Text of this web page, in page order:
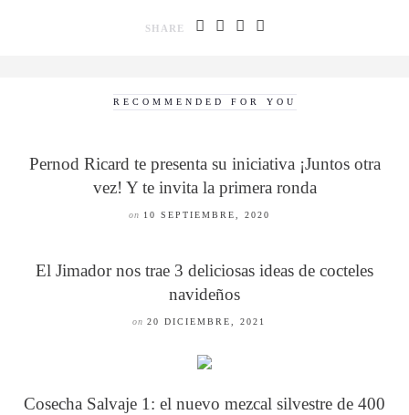
SHARE
RECOMMENDED FOR YOU
Pernod Ricard te presenta su iniciativa ¡Juntos otra
vez! Y te invita la primera ronda
on 10 SEPTIEMBRE, 2020
El Jimador nos trae 3 deliciosas ideas de cocteles
navideños
on 20 DICIEMBRE, 2021
Cosecha Salvaje 1: el nuevo mezcal silvestre de 400